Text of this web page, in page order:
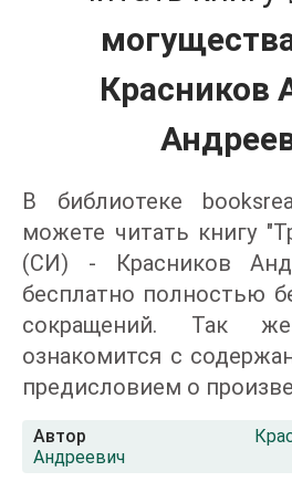
Красников
В библиотеке
можете читать книгу
(СИ) - Красников
бесплатно полностью
сокращений. Так
ознакомится с
предисловием о
Автор
Андреевич